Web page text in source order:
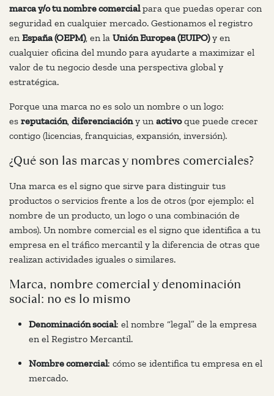
marca y/o tu nombre comercialpara que puedas operar con
seguridad en cualquier mercado. Gestionamos el registro
en España (OEPM), en la Unión Europea (EUIPO)y en
cualquier oficina del mundo para ayudarte a maximizar el
valor de tu negocio desde una perspectiva global y
estratégica.
Porque una marca no es solo un nombre o un logo:
es reputación, diferenciacióny un activoque puede crecer
contigo (licencias, franquicias, expansión, inversión).
¿Qué son las marcas y nombres comerciales?
Una marca es el signo que sirve para distinguir tus
productos o servicios frente a los de otros (por ejemplo: el
nombre de un producto, un logo o una combinación de
ambos). Un nombre comercial es el signo que identifica a tu
empresa en el tráfico mercantil y la diferencia de otras que
realizan actividades iguales o similares.
Marca, nombre comercial y denominación
social: no es lo mismo
Denominación social: el nombre “legal” de la empresa
en el Registro Mercantil.
Nombre comercial: cómo se identifica tu empresa en el
mercado.